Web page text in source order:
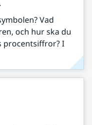
Vad
och hur ska du
procentsiffror? I